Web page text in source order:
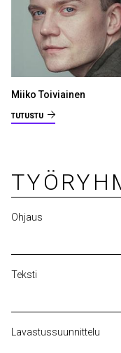
Miiko Toiviainen
TUTUSTU
Ohjaus
Teksti
Lavastussuunnittelu